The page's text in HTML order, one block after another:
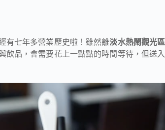
有七年多營業歷史啦！雖然離淡水熱鬧觀光區
飲品，會需要花上一點點的時間等待，但送入